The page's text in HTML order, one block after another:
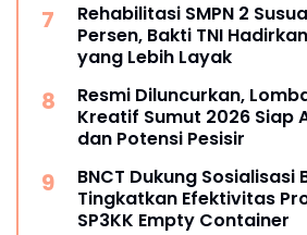
Rehabilitasi SMPN 2
Persen, Bakti TNI
yang Lebih Layak
Resmi Diluncurkan,
Kreatif Sumut 2026 Siap
dan Potensi Pesisir
BNCT Dukung Sosialisasi
Tingkatkan Efektivitas
SP3KK Empty Container